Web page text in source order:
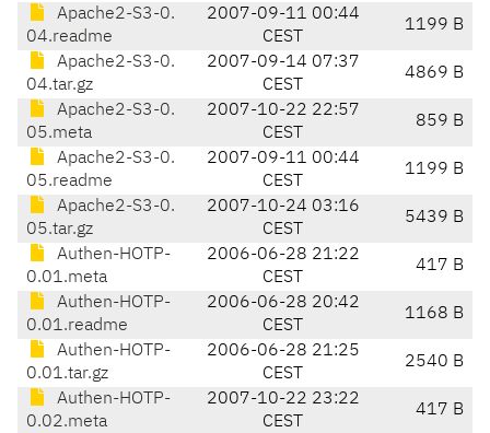
Apache2-S3-0.
04.readme
2007-09-11 00:44
CEST
1199 B
Apache2-S3-0.
04.tar.gz
2007-09-14 07:37
CEST
4869 B
Apache2-S3-0.
05.meta
2007-10-22 22:57
CEST
859 B
Apache2-S3-0.
05.readme
2007-09-11 00:44
CEST
1199 B
Apache2-S3-0.
05.tar.gz
2007-10-24 03:16
CEST
5439 B
Authen-HOTP-
0.01.meta
2006-06-28 21:22
CEST
417 B
Authen-HOTP-
0.01.readme
2006-06-28 20:42
CEST
1168 B
Authen-HOTP-
0.01.tar.gz
2006-06-28 21:25
CEST
2540 B
Authen-HOTP-
0.02.meta
2007-10-22 23:22
CEST
417 B